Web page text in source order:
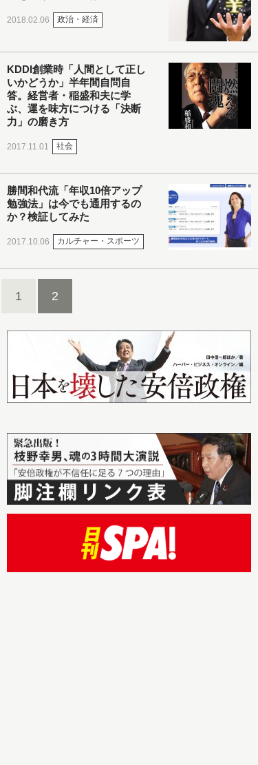
2018.02.06 政治・経済
KDDI創業時「人間として正し
いかどうか」半年間自問自
答。経営者・稲盛和夫に学
ぶ、運を味方につける「決断
力」の磨き方
2017.11.01 社会
勝間和代流「年収10倍アップ
勉強法」は今でも通用するの
か？検証してみた
2017.10.06 カルチャー・スポーツ
1 2